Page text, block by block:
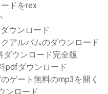
ドをrex
ウンロード
アルバムのダウンロード
ダウンロード完全版
pdfダウンロード
ゲート無料のmp3を開く
ンロード